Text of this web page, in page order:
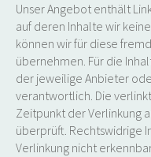
Unser Angebot enthält
auf deren Inhalte wir
können wir für diese
übernehmen. Für die
der jeweilige Anbieter
verantwortlich. Die
Zeitpunkt der Verlinkung
überprüft. Rechtswidrige
Verlinkung nicht